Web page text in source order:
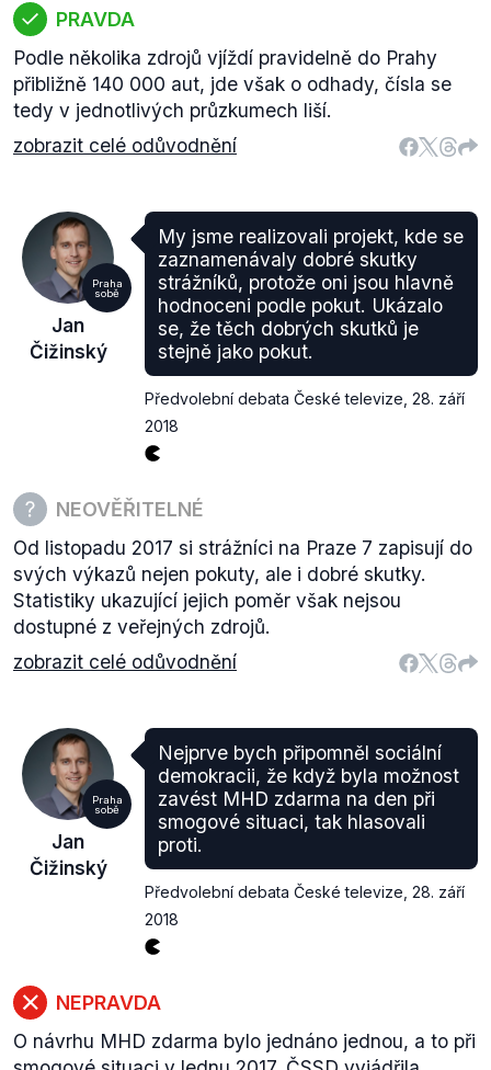
PRAVDA
Podle několika zdrojů vjíždí pravidelně do Prahy
přibližně 140 000 aut, jde však o odhady, čísla se
tedy v jednotlivých průzkumech liší.
zobrazit celé odůvodnění
Praha
sobě
Jan
Čižinský
My jsme realizovali projekt, kde se
zaznamenávaly dobré skutky
strážníků, protože oni jsou hlavně
hodnoceni podle pokut. Ukázalo
se, že těch dobrých skutků je
stejně jako pokut.
Předvolební debata České televize 28. září
2018
NEOVĚŘITELNÉ
Od listopadu 2017 si strážníci na Praze 7 zapisují do
svých výkazů nejen pokuty, ale i dobré skutky.
Statistiky ukazující jejich poměr však nejsou
dostupné z veřejných zdrojů.
zobrazit celé odůvodnění
Praha
sobě
Jan
Čižinský
Nejprve bych připomněl sociální
demokracii, že když byla možnost
zavést MHD zdarma na den při
smogové situaci, tak hlasovali
proti.
Předvolební debata České televize 28. září
2018
NEPRAVDA
O návrhu MHD zdarma bylo jednáno jednou, a to při